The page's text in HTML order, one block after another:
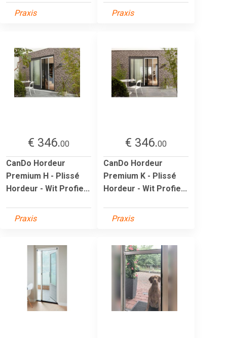
Praxis Praxis
€ 346.00
CanDo Hordeur
Premium H - Plissé
Hordeur - Wit Profie...
Praxis
€ 346.00
CanDo Hordeur
Premium K - Plissé
Hordeur - Wit Profie...
Praxis